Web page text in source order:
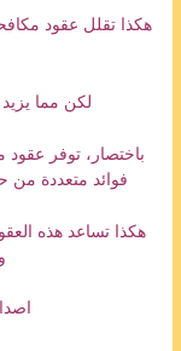
هكذا تقلل عقود
لكن مما
باختصار، توفر
فوائد متعددة من
هكذا تساعد هذه